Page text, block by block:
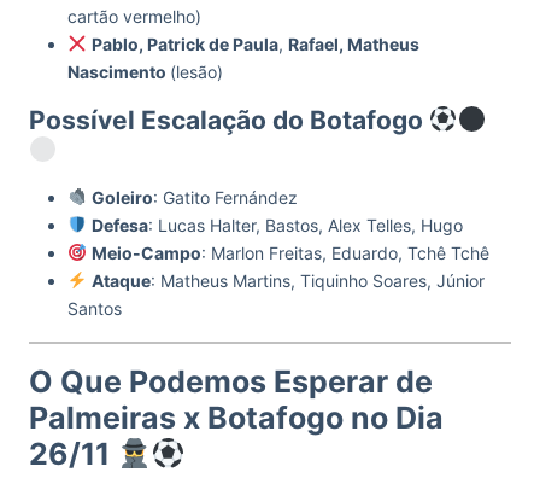
cartão vermelho)
Pablo, Patrick de Paula, Rafael, Matheus
Nascimento (lesão)
Possível Escalação do Botafogo
Goleiro: Gatito Fernández
Defesa: Lucas Halter, Bastos, Alex Telles, Hugo
Meio-Campo: Marlon Freitas, Eduardo, Tchê Tchê
Ataque: Matheus Martins, Tiquinho Soares, Júnior
Santos
O Que Podemos Esperar de
Palmeiras x Botafogo no Dia
26/11